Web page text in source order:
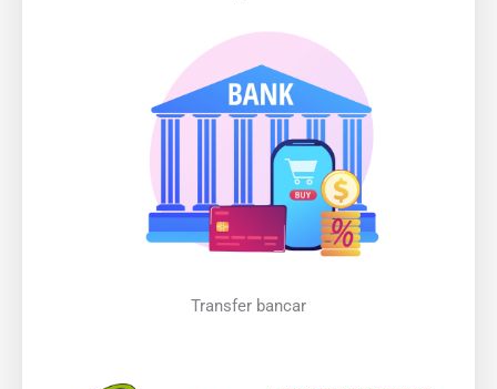
Transfer bancar